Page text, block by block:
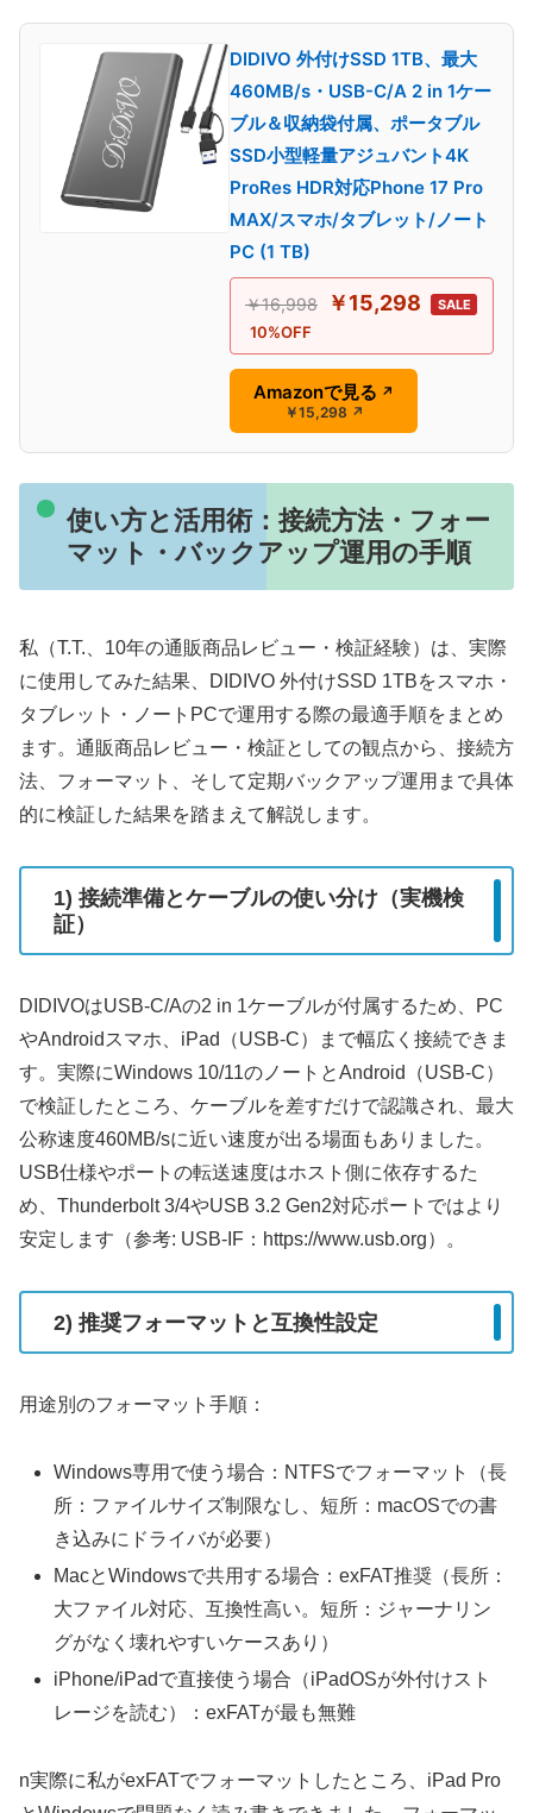
DIDIVO 外付けSSD 1TB、最大
460MB/s・USB-C/A 2 in 1ケー
ブル＆収納袋付属、ポータブル
SSD小型軽量アジュバント4K
ProRes HDR対応Phone 17 Pro
MAX/スマホ/タブレット/ノート
PC (1 TB)
￥16,998 ￥15,298 SALE
10%OFF
Amazonで見る ↗
￥15,298 ↗
使い方と活用術：接続方法・フォー
マット・バックアップ運用の手順
私（T.T.、10年の通販商品レビュー・検証経験）は、実際
に使用してみた結果、DIDIVO 外付けSSD 1TBをスマホ・
タブレット・ノートPCで運用する際の最適手順をまとめ
ます。通販商品レビュー・検証としての観点から、接続方
法、フォーマット、そして定期バックアップ運用まで具体
的に検証した結果を踏まえて解説します。
1) 接続準備とケーブルの使い分け（実機検
証）
DIDIVOはUSB-C/Aの2 in 1ケーブルが付属するため、PC
やAndroidスマホ、iPad（USB-C）まで幅広く接続できま
す。実際にWindows 10/11のノートとAndroid（USB-C）
で検証したところ、ケーブルを差すだけで認識され、最大
公称速度460MB/sに近い速度が出る場面もありました。
USB仕様やポートの転送速度はホスト側に依存するた
め、Thunderbolt 3/4やUSB 3.2 Gen2対応ポートではより
安定します（参考: USB-IF：https://www.usb.org）。
2) 推奨フォーマットと互換性設定
用途別のフォーマット手順：
Windows専用で使う場合：NTFSでフォーマット（長
所：ファイルサイズ制限なし、短所：macOSでの書
き込みにドライバが必要）
MacとWindowsで共用する場合：exFAT推奨（長所：
大ファイル対応、互換性高い。短所：ジャーナリン
グがなく壊れやすいケースあり）
iPhone/iPadで直接使う場合（iPadOSが外付けスト
レージを読む）：exFATが最も無難
n実際に私がexFATでフォーマットしたところ、iPad Pro